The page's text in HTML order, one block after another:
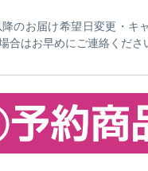
のお届け希望日変更・キ
合はお早めにご連絡くださ